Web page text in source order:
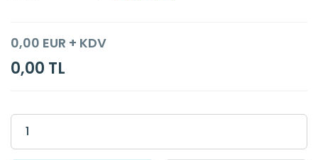
0,00 EUR + KDV
0,00 TL